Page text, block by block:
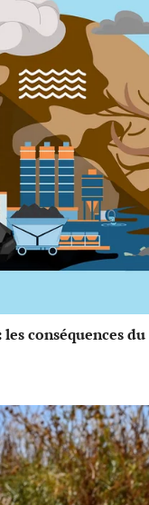
conséquences